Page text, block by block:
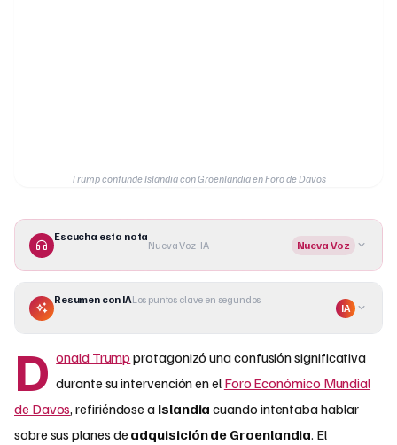
Trump confunde Islandia con Groenlandia en Foro de Davos
Escucha esta nota
Nueva Voz · IA Nueva Voz
Resumen con IALos puntos clave en segundos
IA
D onald Trump protagonizó una confusión significativa
durante su intervención en el Foro Económico Mundial
de Davos, refiriéndose a Islandia cuando intentaba hablar
sobre sus planes de adquisición de Groenlandia. El